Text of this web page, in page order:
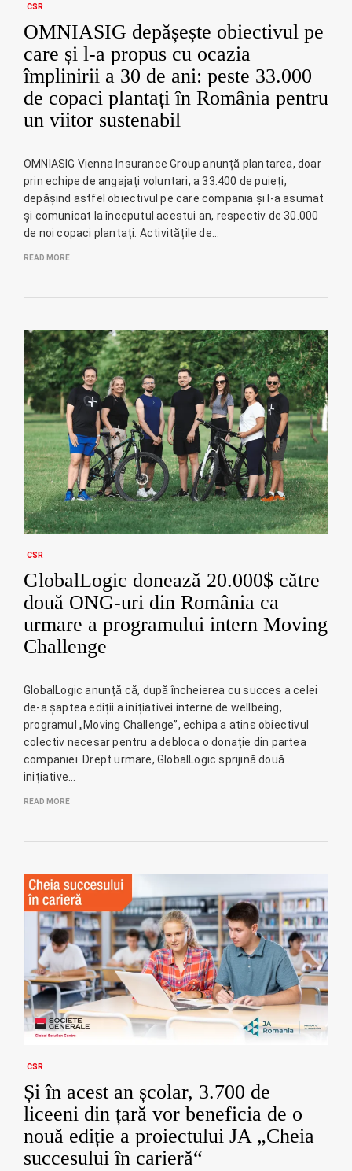
CSR
OMNIASIG depășește obiectivul pe
care și l-a propus cu ocazia
împlinirii a 30 de ani: peste 33.000
de copaci plantați în România pentru
un viitor sustenabil
OMNIASIG Vienna Insurance Group anunță plantarea, doar
prin echipe de angajați voluntari, a 33.400 de puieți,
depășind astfel obiectivul pe care compania și l-a asumat
și comunicat la începutul acestui an, respectiv de 30.000
de noi copaci plantați. Activitățile de…
READ MORE
CSR
GlobalLogic donează 20.000$ către
două ONG-uri din România ca
urmare a programului intern Moving
Challenge
GlobalLogic anunță că, după încheierea cu succes a celei
de-a șaptea ediții a inițiativei interne de wellbeing,
programul „Moving Challenge”, echipa a atins obiectivul
colectiv necesar pentru a debloca o donație din partea
companiei. Drept urmare, GlobalLogic sprijină două
inițiative…
READ MORE
CSR
Și în acest an școlar, 3.700 de
liceeni din țară vor beneficia de o
nouă ediție a proiectului JA „Cheia
succesului în carieră“